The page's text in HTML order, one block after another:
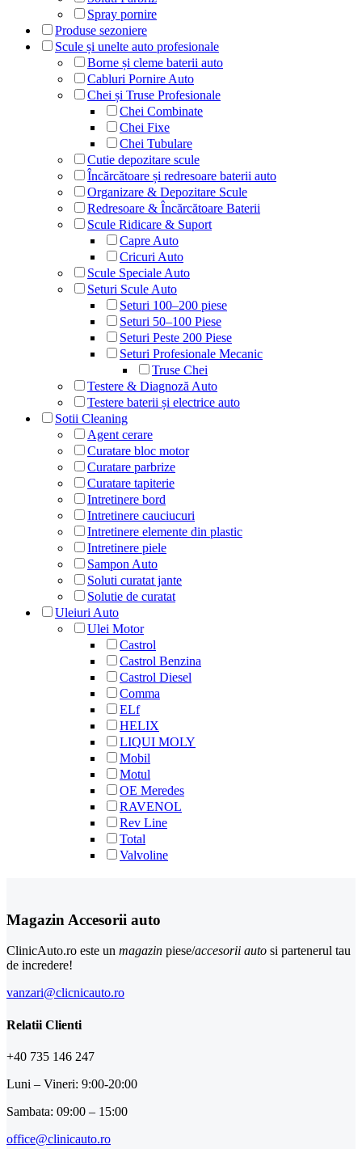
Spray pornire
Produse sezoniere
Scule și unelte auto profesionale
Borne și cleme baterii auto
Cabluri Pornire Auto
Chei și Truse Profesionale
Chei Combinate
Chei Fixe
Chei Tubulare
Cutie depozitare scule
Încărcătoare și redresoare baterii auto
Organizare & Depozitare Scule
Redresoare & Încărcătoare Baterii
Scule Ridicare & Suport
Capre Auto
Cricuri Auto
Scule Speciale Auto
Seturi Scule Auto
Seturi 100–200 piese
Seturi 50–100 Piese
Seturi Peste 200 Piese
Seturi Profesionale Mecanic
Truse Chei
Testere & Diagnoză Auto
Testere baterii și electrice auto
Sotii Cleaning
Agent cerare
Curatare bloc motor
Curatare parbrize
Curatare tapiterie
Intretinere bord
Intretinere cauciucuri
Intretinere elemente din plastic
Intretinere piele
Sampon Auto
Soluti curatat jante
Solutie de curatat
Uleiuri Auto
Ulei Motor
Castrol
Castrol Benzina
Castrol Diesel
Comma
ELf
HELIX
LIQUI MOLY
Mobil
Motul
OE Meredes
RAVENOL
Rev Line
Total
Valvoline
Magazin Accesorii auto
ClinicAuto.ro este un magazin piese/accesorii auto si partenerul tau
de incredere!
vanzari@clicnicauto.ro
Relatii Clienti
+40 735 146 247
Luni – Vineri: 9:00-20:00
Sambata: 09:00 – 15:00
office@clinicauto.ro